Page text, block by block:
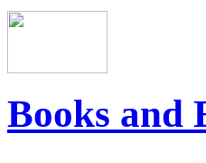
Books and